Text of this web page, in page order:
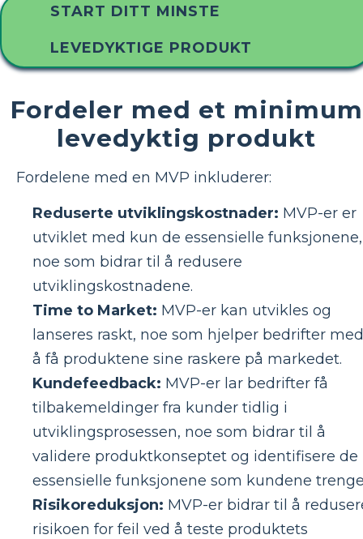
START DITT MINSTE
LEVEDYKTIGE PRODUKT
Fordeler med et minimum
levedyktig produkt
Fordelene med en MVP inkluderer:
Reduserte utviklingskostnader: MVP-er er
utviklet med kun de essensielle funksjonene,
noe som bidrar til å redusere
utviklingskostnadene.
Time to Market: MVP-er kan utvikles og
lanseres raskt, noe som hjelper bedrifter med
å få produktene sine raskere på markedet.
Kundefeedback: MVP-er lar bedrifter få
tilbakemeldinger fra kunder tidlig i
utviklingsprosessen, noe som bidrar til å
validere produktkonseptet og identifisere de
essensielle funksjonene som kundene
Risikoreduksjon: MVP-er bidrar til å
risikoen for feil ved å teste produktets